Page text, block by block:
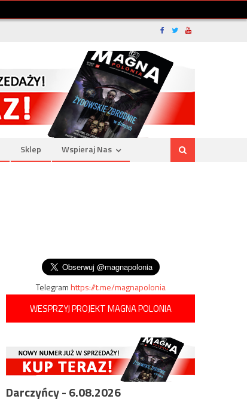
Sklep Wspieraj Nas
Telegramhttps://t.me/magnapolonia
WESPRZYJ PROJEKT MAGNA POLONIA
Darczyńcy - 6.08.2026